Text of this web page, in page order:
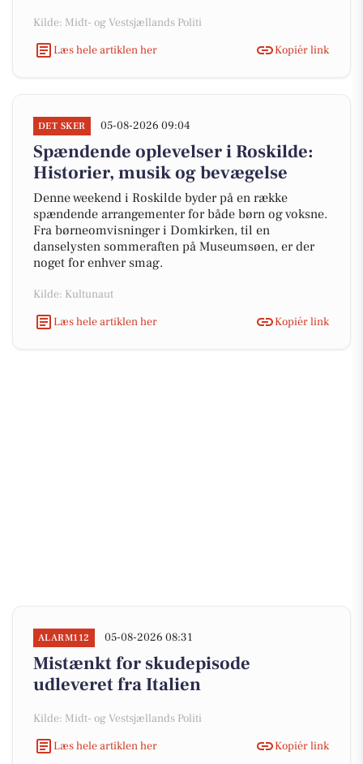
Kilde: Midt- og Vestsjællands Politi
Læs hele artiklen her
Kopiér link
DET SKER 05-08-2026 09:04
Spændende oplevelser i Roskilde:
Historier, musik og bevægelse
Denne weekend i Roskilde byder på en række
spændende arrangementer for både børn og voksne.
Fra børneomvisninger i Domkirken, til en
danselysten sommeraften på Museumsøen, er der
noget for enhver smag.
Kilde: Kultunaut
Læs hele artiklen her
Kopiér link
ALARM112 05-08-2026 08:31
Mistænkt for skudepisode
udleveret fra Italien
Kilde: Midt- og Vestsjællands Politi
Læs hele artiklen her
Kopiér link